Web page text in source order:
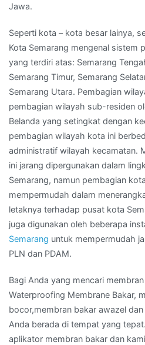
Jawa.
Seperti kota – kota besar lainya,
Kota Semarang mengenal sistem
yang terdiri atas: Semarang
Semarang Timur, Semarang
Semarang Utara. Pembagian
pembagian wilayah sub-residen
Belanda yang setingkat dengan
pembagian wilayah kota ini
administratif wilayah kecamatan.
ini jarang dipergunakan dalam
Semarang, namun pembagian
mempermudah dalam
letaknya terhadap pusat kota
juga digunakan oleh beberapa
Semarang untuk mempermudah
PLN dan PDAM.
Bagi Anda yang mencari
Waterproofing Membrane Bakar,
bocor,membran bakar awazel
Anda berada di tempat yang
aplikator membran bakar dan